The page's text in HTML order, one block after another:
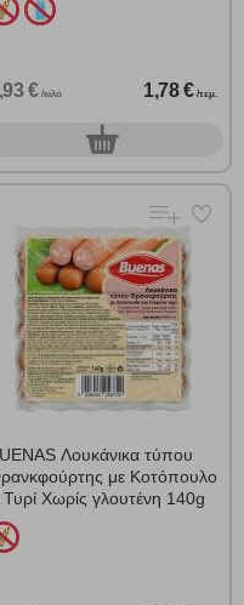
€ /κιλό 1,78 € /τεμ.
0τεμ.
Λουκάνικα τύπου
με Κοτόπουλο
Χωρίς γλουτένη 140g